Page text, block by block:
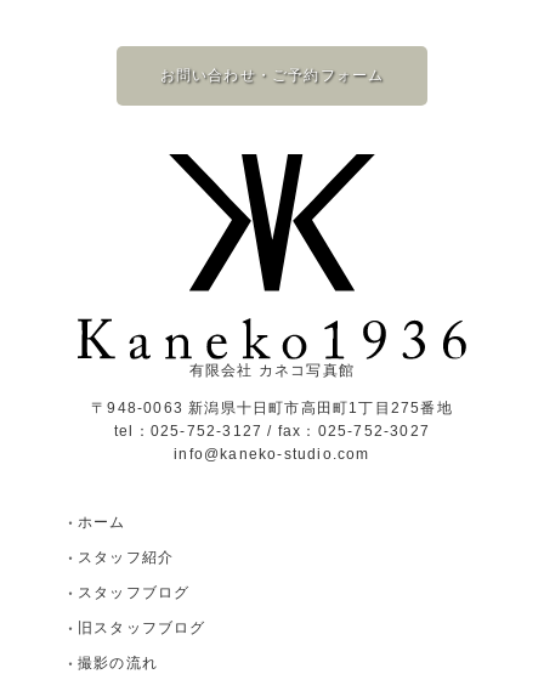
お問い合わせ・ご予約フォーム
有限会社 カネコ写真館
〒948-0063 新潟県十日町市高田町1丁目275番地
tel：025-752-3127 / fax：025-752-3027
info@kaneko-studio.com
ホーム
スタッフ紹介
スタッフブログ
旧スタッフブログ
撮影の流れ